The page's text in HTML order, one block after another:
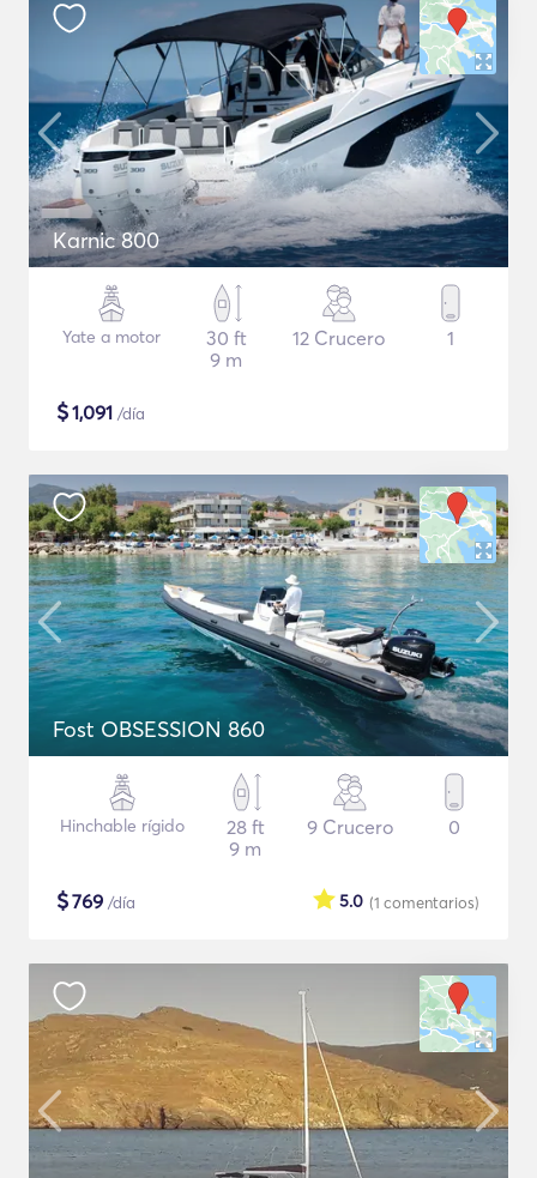
Karnic 800
Yate a motor
30 ft
9 m
12 Crucero 1
$1,091 /día
Fost OBSESSION 860
Hinchable rígido
28 ft
9 m
9 Crucero 0
$769 /día (1 comentarios)
5.0